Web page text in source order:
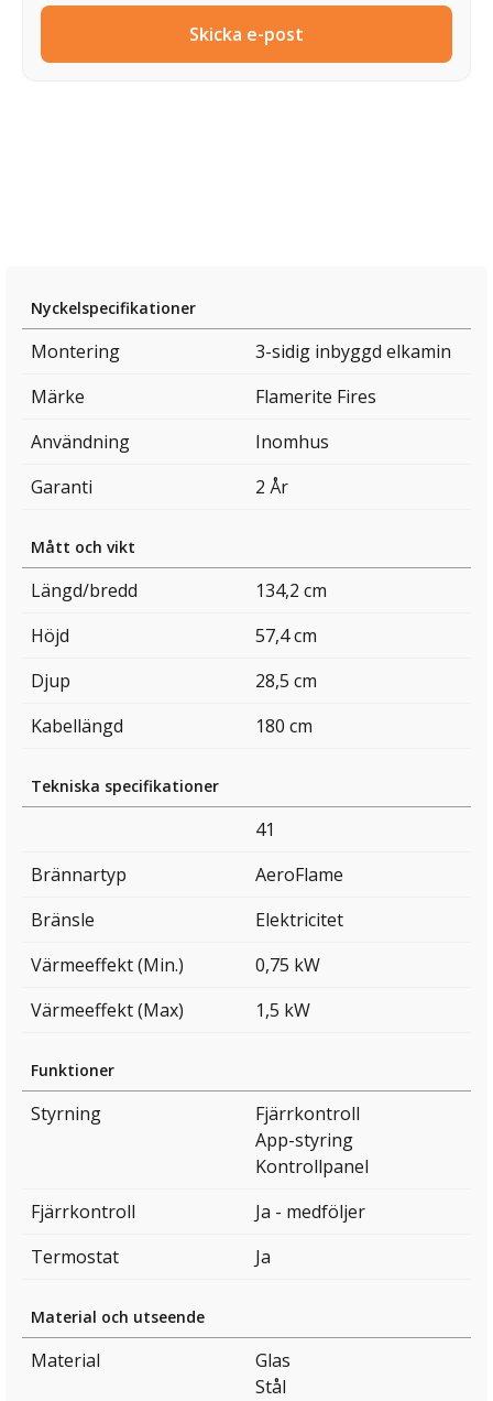
Skicka e-post
Nyckelspecifikationer
Montering
3-sidig inbyggd elkamin
Märke
Flamerite Fires
Användning
Inomhus
Garanti
2 År
Mått och vikt
Längd/bredd
134,2 cm
Höjd
57,4 cm
Djup
28,5 cm
Kabellängd
180 cm
Tekniska specifikationer
41
Brännartyp
AeroFlame
Bränsle
Elektricitet
Värmeeffekt (Min.)
0,75 kW
Värmeeffekt (Max)
1,5 kW
Funktioner
Styrning
Fjärrkontroll
App-styring
Kontrollpanel
Fjärrkontroll
Ja - medföljer
Termostat
Ja
Material och utseende
Material
Glas
Stål